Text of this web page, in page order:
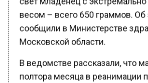
весом – всего 650 граммов.
сообщили в Министерстве
Московской области.
полтора месяца в реанимации